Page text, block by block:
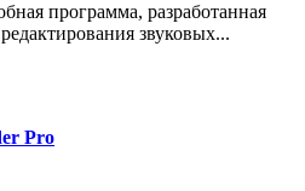
программа, разработанная
звуковых...
Pro